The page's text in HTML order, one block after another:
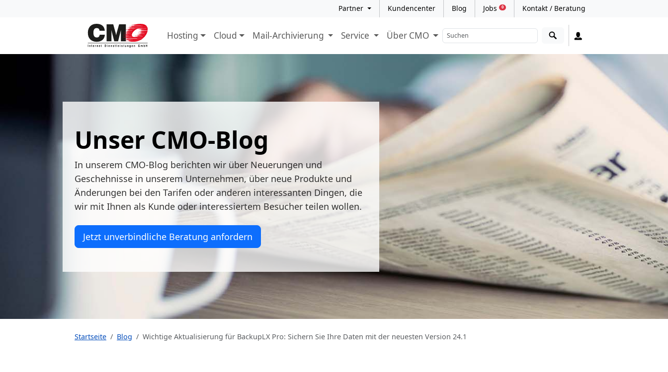
Partner Kundencenter Blog Jobs 0 Kontakt / Beratung
Hosting Cloud Mail-Archivierung Service Über CMO
Unser CMO-Blog
In unserem CMO-Blog berichten wir über Neuerungen und
Geschehnisse in unserem Unternehmen, über neue Produkte und
Änderungen bei den Tarifen oder anderen interessanten Dingen, die
wir mit Ihnen als Kunde oder interessiertem Besucher teilen wollen.
Jetzt unverbindliche Beratung anfordern
Startseite Blog Wichtige Aktualisierung für BackupLX Pro: Sichern Sie Ihre Daten mit der neuesten Version 24.1